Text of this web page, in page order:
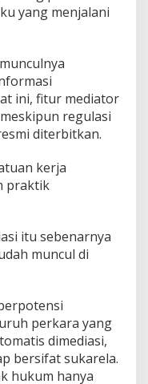
yang menjalani
ini, fitur mediator
regulasi
diterbitkan.
kerja
praktik
itu sebenarnya
muncul di
perkara yang
dimediasi,
bersifat sukarela.
hukum hanya